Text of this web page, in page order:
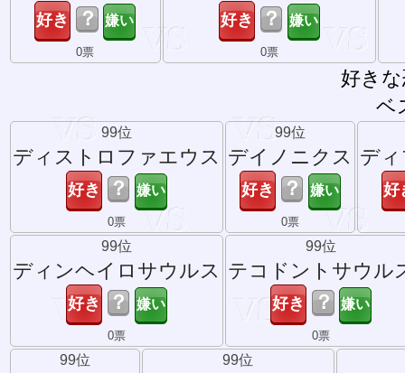
？
0票
？
0票
好き
ベ
99位
ディストロファエウス
？
0票
99位
デイノニクス
？
0票
デ
99位
ディンヘイロサウルス
？
0票
99位
テコドントサウル
？
0票
99位 99位